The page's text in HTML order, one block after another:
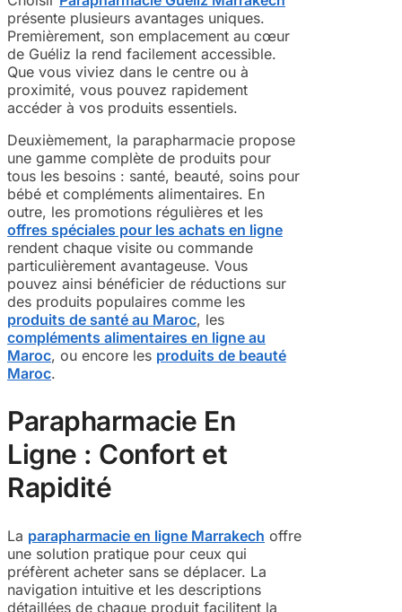
présente plusieurs avantages uniques.
Premièrement, son emplacement au cœur
de Guéliz la rend facilement accessible.
Que vous viviez dans le centre ou à
proximité, vous pouvez rapidement
accéder à vos produits essentiels.
Deuxièmement, la parapharmacie propose
une gamme complète de produits pour
tous les besoins : santé, beauté, soins pour
bébé et compléments alimentaires. En
outre, les promotions régulières et les
offres spéciales pour les achats en ligne
rendent chaque visite ou commande
particulièrement avantageuse. Vous
pouvez ainsi bénéficier de réductions sur
des produits populaires comme les
produits de santé au Maroc, les
compléments alimentaires en ligne au
Maroc, ou encore les produits de beauté
Maroc.
Parapharmacie En
Ligne : Confort et
Rapidité
La parapharmacie en ligne Marrakech offre
une solution pratique pour ceux qui
préfèrent acheter sans se déplacer. La
navigation intuitive et les descriptions
détaillées de chaque produit facilitent la